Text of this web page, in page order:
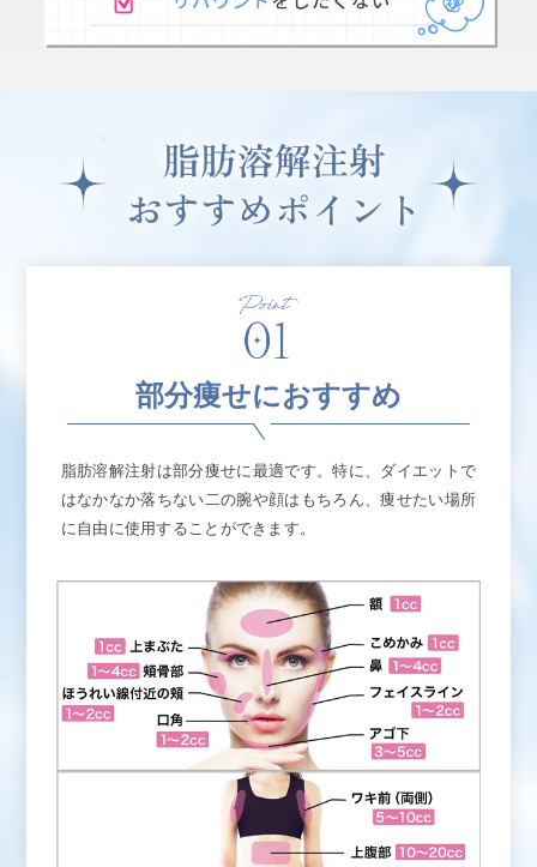
部分痩せにおすすめ
脂肪溶解注射は部分痩せに最適です。特に、ダイエットで
はなかなか落ちない二の腕や顔はもちろん、痩せたい場所
に自由に使用することができます。